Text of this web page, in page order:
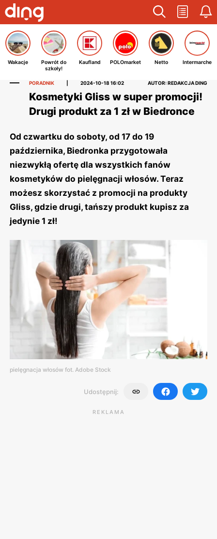
Wakacje
Powrót do
szkoły!
Kaufland POLOmarket Netto Intermarche
PORADNIK 2024-10-18 16:02 AUTOR: REDAKCJA DING
Kosmetyki Gliss w super promocji!
Drugi produkt za 1 zł w Biedronce
Od czwartku do soboty, od 17 do 19
października, Biedronka przygotowała
niezwykłą ofertę dla wszystkich fanów
kosmetyków do pielęgnacji włosów. Teraz
możesz skorzystać z promocji na produkty
Gliss, gdzie drugi, tańszy produkt kupisz za
jedynie 1 zł!
pielęgnacja włosów fot. Adobe Stock
Udostępnij:
REKLAMA